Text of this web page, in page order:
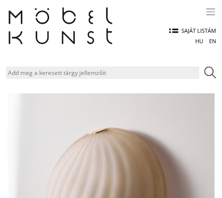
content
SAJÁT LISTÁM
HU
EN